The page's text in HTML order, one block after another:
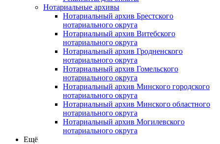
Нотариальные архивы
Нотариальный архив Брестского
нотариального округа
Нотариальный архив Витебского
нотариального округа
Нотариальный архив Гродненского
нотариального округа
Нотариальный архив Гомельского
нотариального округа
Нотариальный архив Минского городского
нотариального округа
Нотариальный архив Минского областного
нотариального округа
Нотариальный архив Могилевского
нотариального округа
Ещё